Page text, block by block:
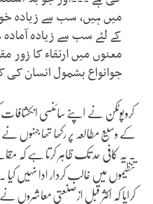
میں ہیں، سب سے زیادہ
کے لئے سب سے زیادہ
معنوں میں ارتقاء کا زور
جوانواع بشمول انسان کی
کروپوٹکن نے اپنے سائنسی
کے وسیع مطالعہ پر رکھا تھا جنہوں نے
۔ یہ کافی حد تک ظاہر کرتا ہے کہ
تنظیموں میں غالب کردار ادا نہیں
کرایا کہ اکثر قبل ازصنعتی معاشروں